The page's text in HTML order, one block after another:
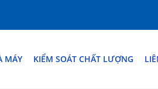
MÁY KIỂM SOÁT CHẤT LƯỢNG